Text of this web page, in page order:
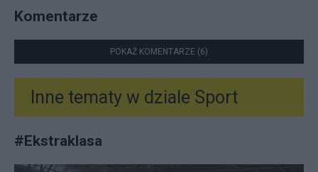
Komentarze
POKAŻ KOMENTARZE (6)
Inne tematy w dziale Sport
#Ekstraklasa